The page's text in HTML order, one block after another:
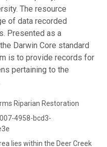
The resource
of data recorded
Presented as a
Darwin Core standard
is to provide records for
pertaining to the
Riparian Restoration
4958-bcd3-
lies within the Deer Creek